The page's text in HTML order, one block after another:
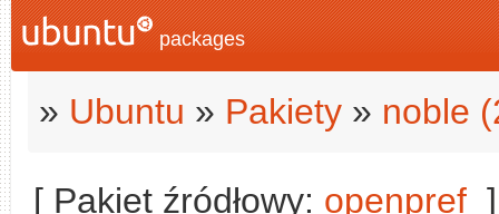
packages
» Ubuntu » Pakiety » noble
[ Pakiet źródłowy: openpref ]